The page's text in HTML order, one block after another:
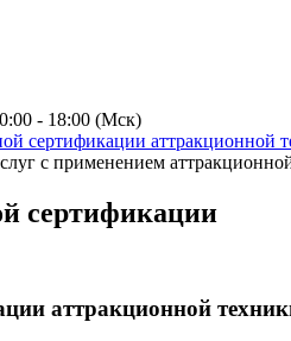
- 18:00 (Мск)
сертификации
с применением
сертификации
аттракционной